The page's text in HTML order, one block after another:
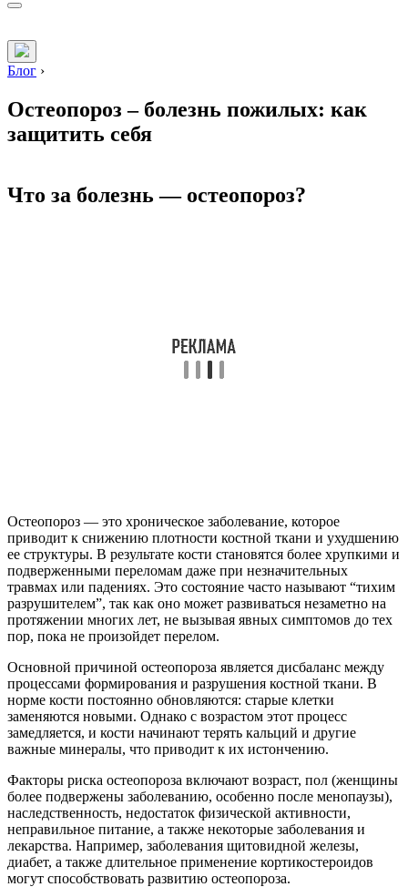
Блог ›
Остеопороз – болезнь пожилых: как
защитить себя
Что за болезнь — остеопороз?
Остеопороз — это хроническое заболевание, которое
приводит к снижению плотности костной ткани и ухудшению
ее структуры. В результате кости становятся более хрупкими и
подверженными переломам даже при незначительных
травмах или падениях. Это состояние часто называют “тихим
разрушителем”, так как оно может развиваться незаметно на
протяжении многих лет, не вызывая явных симптомов до тех
пор, пока не произойдет перелом.
Основной причиной остеопороза является дисбаланс между
процессами формирования и разрушения костной ткани. В
норме кости постоянно обновляются: старые клетки
заменяются новыми. Однако с возрастом этот процесс
замедляется, и кости начинают терять кальций и другие
важные минералы, что приводит к их истончению.
Факторы риска остеопороза включают возраст, пол (женщины
более подвержены заболеванию, особенно после менопаузы),
наследственность, недостаток физической активности,
неправильное питание, а также некоторые заболевания и
лекарства. Например, заболевания щитовидной железы,
диабет, а также длительное применение кортикостероидов
могут способствовать развитию остеопороза.